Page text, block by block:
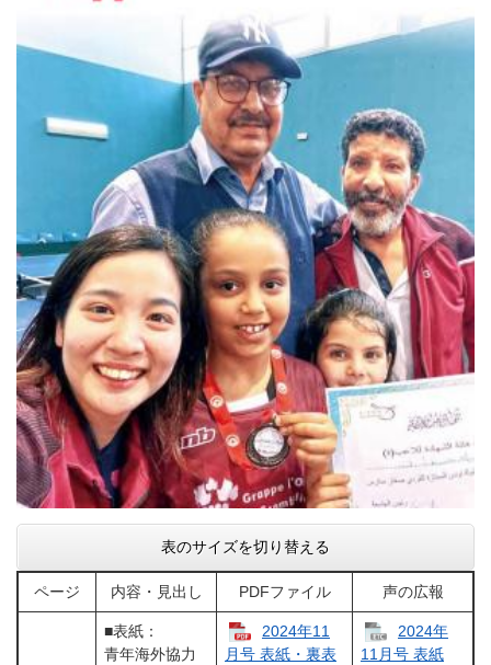
表のサイズを切り替える
ページ 内容・見出し PDFファイル 声の広報
■表紙：
青年海外協力
2024年11
月号 表紙・裏表
2024年
11月号 表紙